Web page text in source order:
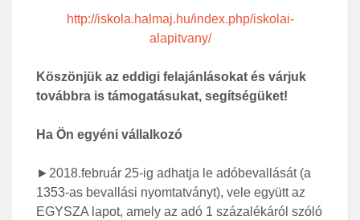
http://iskola.halmaj.hu/index.php/iskolai-
alapitvany/
Köszönjük az eddigi felajánlásokat és várjuk
továbbra is támogatásukat, segítségüket!
Ha Ön egyéni vállalkozó
►2018.február 25-ig adhatja le adóbevallását (a
1353-as bevallási nyomtatványt), vele együtt az
EGYSZA lapot, amely az adó 1 százalékáról szóló